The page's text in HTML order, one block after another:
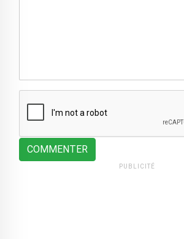
COMMENTER
PUBLICITÉ